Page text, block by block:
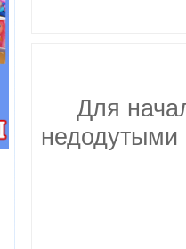
Для
недодутыми